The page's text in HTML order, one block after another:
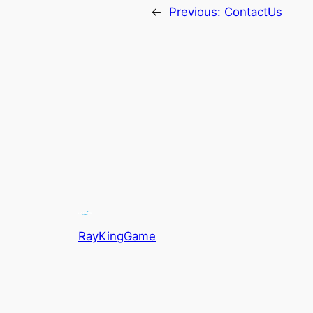
← Previous: ContactUs
RayKingGame